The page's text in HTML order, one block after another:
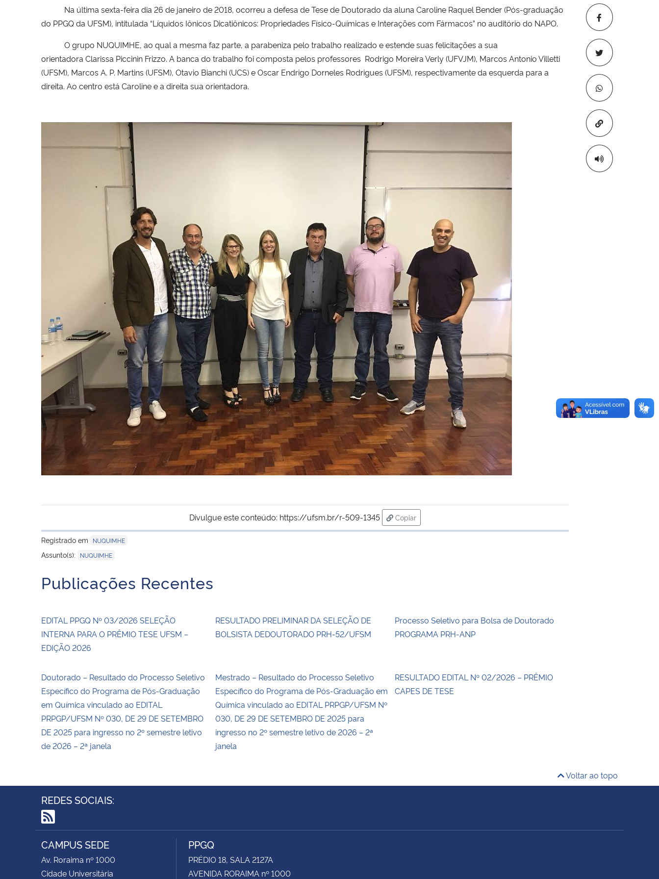
Copiar para
Na última sexta-feira dia 26 de janeiro de 2018, ocorreu a defesa de Tese de Doutorado da aluna Caroline Raquel Bender (Pós-graduação
do PPGQ da UFSM), intitulada “Líquidos Iônicos Dicatiônicos: Propriedades Físico-Químicas e Interações com Fármacos” no auditório do NAPO.
O grupo NUQUIMHE, ao qual a mesma faz parte, a parabeniza pelo trabalho realizado e estende suas felicitações a sua
orientadora Clarissa Piccinin Frizzo. A banca do trabalho foi composta pelos professores Rodrigo Moreira Verly (UFVJM), Marcos Antonio Villetti
(UFSM), Marcos A. P. Martins (UFSM), Otavio Bianchi (UCS) e Oscar Endrigo Dorneles Rodrigues (UFSM), respectivamente da esquerda para a
direita. Ao centro está Caroline e a direita sua orientadora.
Divulgue este conteúdo: https://ufsm.br/r-509-1345
Copiar
para área de transferência
Registrado em
NUQUIMHE
Assunto(s): NUQUIMHE
Publicações Recentes
EDITAL PPGQ Nº 03/2026 SELEÇÃO
INTERNA PARA O PRÊMIO TESE UFSM –
EDIÇÃO 2026
RESULTADO PRELIMINAR DA SELEÇÃO DE
BOLSISTA DEDOUTORADO PRH-52/UFSM
Processo Seletivo para Bolsa de Doutorado
PROGRAMA PRH-ANP
Doutorado – Resultado do Processo Seletivo
Específico do Programa de Pós-Graduação
em Química vinculado ao EDITAL
PRPGP/UFSM Nº 030, DE 29 DE SETEMBRO
DE 2025 para ingresso no 2º semestre letivo
de 2026 – 2ª janela
Mestrado – Resultado do Processo Seletivo
Específico do Programa de Pós-Graduação em
Química vinculado ao EDITAL PRPGP/UFSM Nº
030, DE 29 DE SETEMBRO DE 2025 para
ingresso no 2º semestre letivo de 2026 – 2ª
janela
RESULTADO EDITAL Nº 02/2026 – PRÊMIO
CAPES DE TESE
Voltar ao topo
REDES SOCIAIS:
RSS
CAMPUS SEDE
Av. Roraima nº 1000
Cidade Universitária
PPGQ
PRÉDIO 18, SALA 2127A
AVENIDA RORAIMA nº 1000